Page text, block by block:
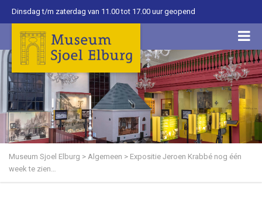
Dinsdag t/m zaterdag van 11.00 tot 17.00 uur geopend
Museum Sjoel Elburg > Algemeen > Expositie Jeroen Krabbé nog één
week te zien…